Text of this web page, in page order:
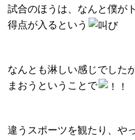
試合のほうは、なんと僕が
得点が入るという
なんとも淋しい感じでした
まおうということで
違うスポーツを観たり、や